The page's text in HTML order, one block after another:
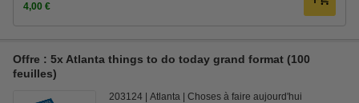
4,00 €
Offre : 5x Atlanta things to do today grand format (100
feuilles)
203124 Atlanta
Choses à faire aujourd'hui